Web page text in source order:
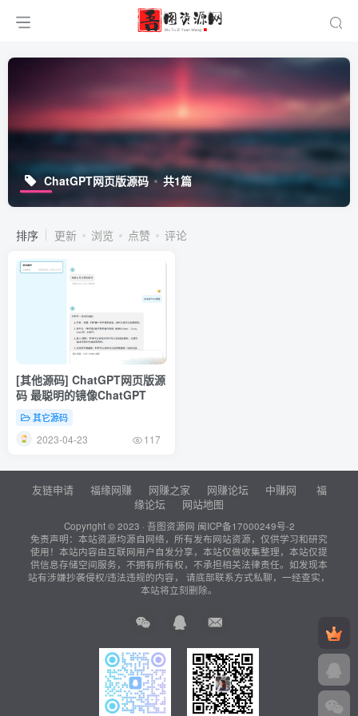
ChatGPT网页版源码 共1篇
排序 更新 浏览 点赞 评论
[其他源码] ChatGPT网页版源
码 最聪明的镜像ChatGPT
其它源码
2023-04-23 117
友链申请 福缘网赚 网赚之家 网赚论坛 中赚网
福
缘论坛
网站地图
Copyright © 2023 · 吾图资源网 闽ICP备17000249号-2
免责声明：本站资源均源自网络，所有发布网站资源，仅供学习和研究
使用！本站内容由互联网用户自发分享，本站仅做收集整理，本站仅提
供信息存储空间服务，不拥有所有权，不承担相关法律责任。如发现本
站有涉嫌抄袭侵权/违法违规的内容， 请底部联系方式私聊，一经查实，
本站将立刻删除。